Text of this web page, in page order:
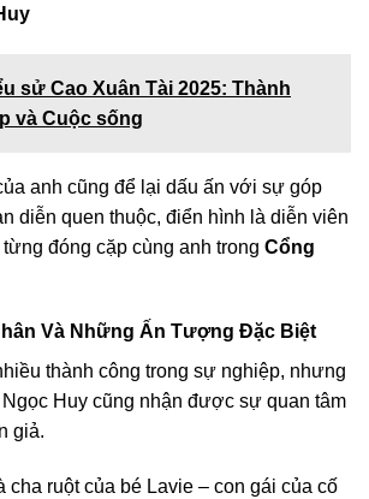
sử Cao Xuân Tài 2025: Thành
và Cuộc sống
anh cũng để lại dấu ấn với sự góp
diễn quen thuộc, điển hình là diễn viên
đóng cặp cùng anh trong Cổng
Và Những Ấn Tượng Đặc Biệt
thành công trong sự nghiệp, nhưng
Huy cũng nhận được sự quan tâm
giả.
cha ruột của bé Lavie – con gái của cố